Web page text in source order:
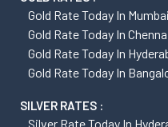
Gold Rate Today In Mumbai
Gold Rate Today In
Gold Rate Today In
Gold Rate Today In
SILVER RATES :
Silver Rate Today In